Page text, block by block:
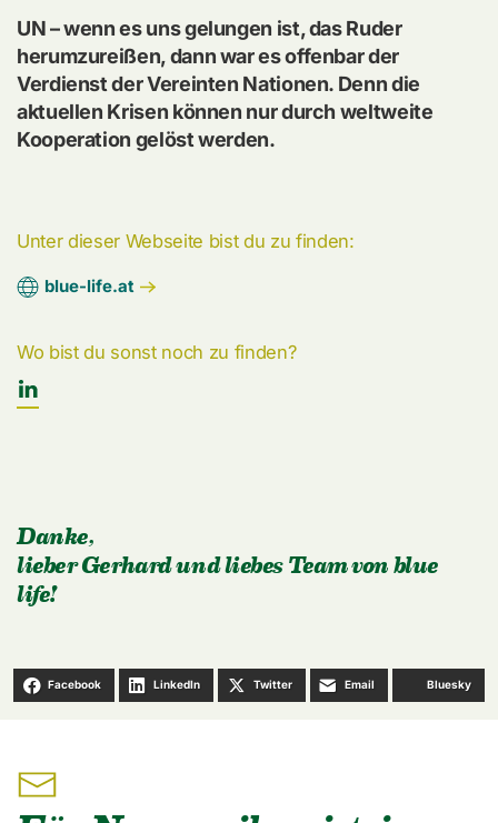
UN – wenn es uns gelungen ist, das Ruder
herumzureißen, dann war es offenbar der
Verdienst der Vereinten Nationen. Denn die
aktuellen Krisen können nur durch weltweite
Kooperation gelöst werden.
Unter dieser Webseite bist du zu finden:
blue-life.at
Wo bist du sonst noch zu finden?
Danke,
lieber Gerhard und liebes Team von blue
life!
Facebook LinkedIn Twitter Email Bluesky